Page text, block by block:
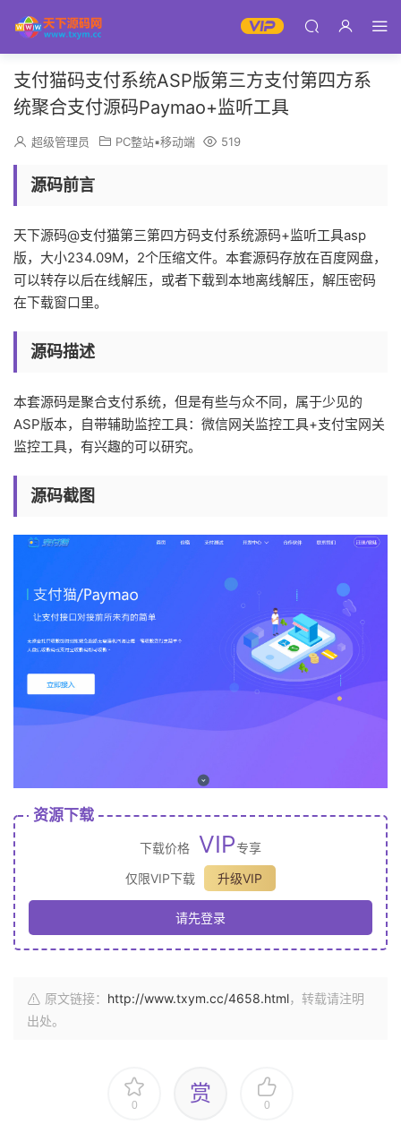
支付猫码支付系统ASP版第三方支付第四方系
统聚合支付源码Paymao+监听工具
超级管理员 PC整站▪移动端 519
源码前言
天下源码@支付猫第三第四方码支付系统源码+监听工具asp
版，大小234.09M，2个压缩文件。本套源码存放在百度网盘，
可以转存以后在线解压，或者下载到本地离线解压，解压密码
在下载窗口里。
源码描述
本套源码是聚合支付系统，但是有些与众不同，属于少见的
ASP版本，自带辅助监控工具：微信网关监控工具+支付宝网关
监控工具，有兴趣的可以研究。
源码截图
资源下载
下载价格 VIP专享
仅限VIP下载
升级VIP
请先登录
原文链接： http://www.txym.cc/4658.html，转载请注明
出处。
0 赏 0